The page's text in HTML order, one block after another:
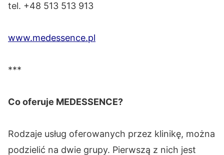
tel. +48 513 513 913
www.medessence.pl
***
Co oferuje MEDESSENCE?
Rodzaje usług oferowanych przez klinikę, można
podzielić na dwie grupy. Pierwszą z nich jest